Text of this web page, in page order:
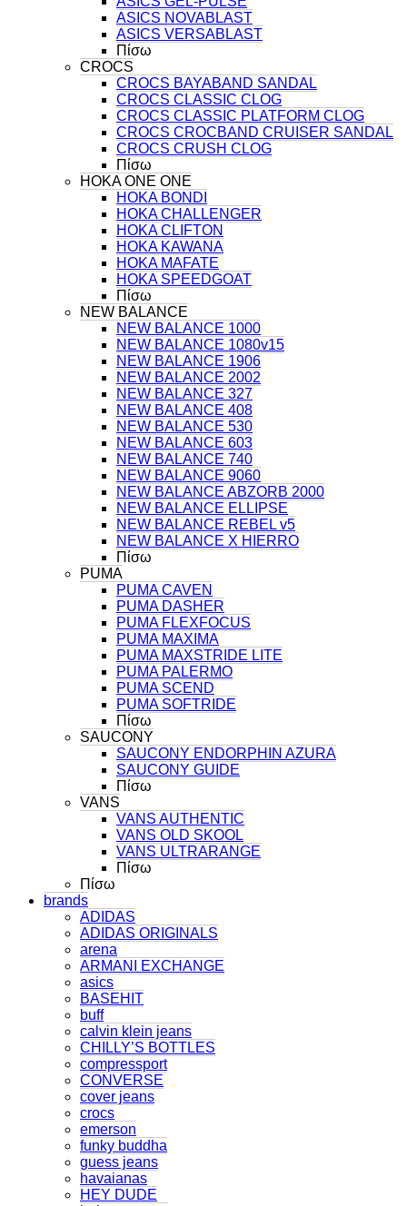
ASICS NOVABLAST
ASICS VERSABLAST
Πίσω
CROCS
CROCS BAYABAND SANDAL
CROCS CLASSIC CLOG
CROCS CLASSIC PLATFORM CLOG
CROCS CROCBAND CRUISER SANDAL
CROCS CRUSH CLOG
Πίσω
HOKA ONE ONE
HOKA BONDI
HOKA CHALLENGER
HOKA CLIFTON
HOKA KAWANA
HOKA MAFATE
HOKA SPEEDGOAT
Πίσω
NEW BALANCE
NEW BALANCE 1000
NEW BALANCE 1080v15
NEW BALANCE 1906
NEW BALANCE 2002
NEW BALANCE 327
NEW BALANCE 408
NEW BALANCE 530
NEW BALANCE 603
NEW BALANCE 740
NEW BALANCE 9060
NEW BALANCE ABZORB 2000
NEW BALANCE ELLIPSE
NEW BALANCE REBEL v5
NEW BALANCE X HIERRO
Πίσω
PUMA
PUMA CAVEN
PUMA DASHER
PUMA FLEXFOCUS
PUMA MAXIMA
PUMA MAXSTRIDE LITE
PUMA PALERMO
PUMA SCEND
PUMA SOFTRIDE
Πίσω
SAUCONY
SAUCONY ENDORPHIN AZURA
SAUCONY GUIDE
Πίσω
VANS
VANS AUTHENTIC
VANS OLD SKOOL
VANS ULTRARANGE
Πίσω
Πίσω
brands
ADIDAS
ADIDAS ORIGINALS
arena
ARMANI EXCHANGE
asics
BASEHIT
buff
calvin klein jeans
CHILLY’S BOTTLES
compressport
CONVERSE
cover jeans
crocs
emerson
funky buddha
guess jeans
havaianas
HEY DUDE